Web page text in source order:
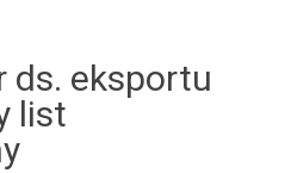
ds. eksportu
list